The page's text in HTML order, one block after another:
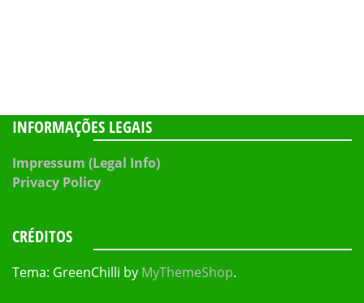
INFORMAÇÕES LEGAIS
Impressum (Legal Info)
Privacy Policy
CRÉDITOS
Tema: GreenChilli by MyThemeShop.